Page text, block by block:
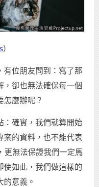
）
有位朋友問到：寫了那
，卻也無法確保每一個
怎麼辦呢？
：確實，我們就算開始
案的資料，也不能代表
更無法保證我們一定馬
使如此，我們做這樣的
的意義。